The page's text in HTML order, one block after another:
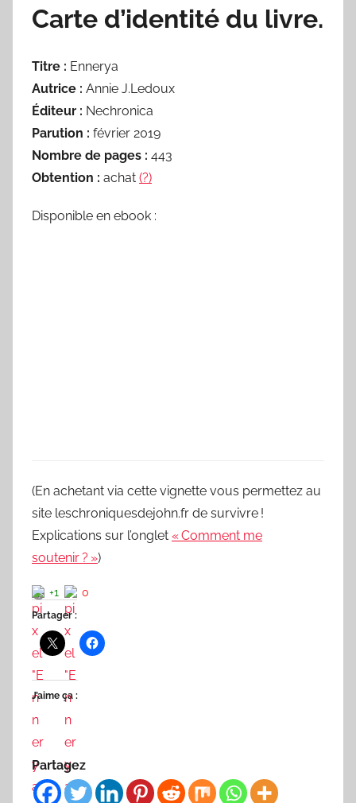
Carte d’identité du livre.
Titre : Ennerya
Autrice : Annie J.Ledoux
Éditeur : Nechronica
Parution : février 2019
Nombre de pages : 443
Obtention : achat (?)
Disponible en ebook :
(En achetant via cette vignette vous permettez au
site leschroniquesdejohn.fr de survivre !
Explications sur l’onglet « Comment me
soutenir ? »)
+1 0
Partager :
J’aime ça :
Partagez